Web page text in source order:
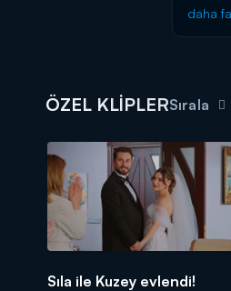
Aşk
daha
ÖZEL KLİPLERSırala
Sıla ile Kuzey evlendi!